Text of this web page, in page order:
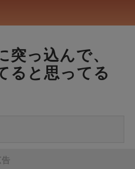
突っ込んで、
ると思ってる
告